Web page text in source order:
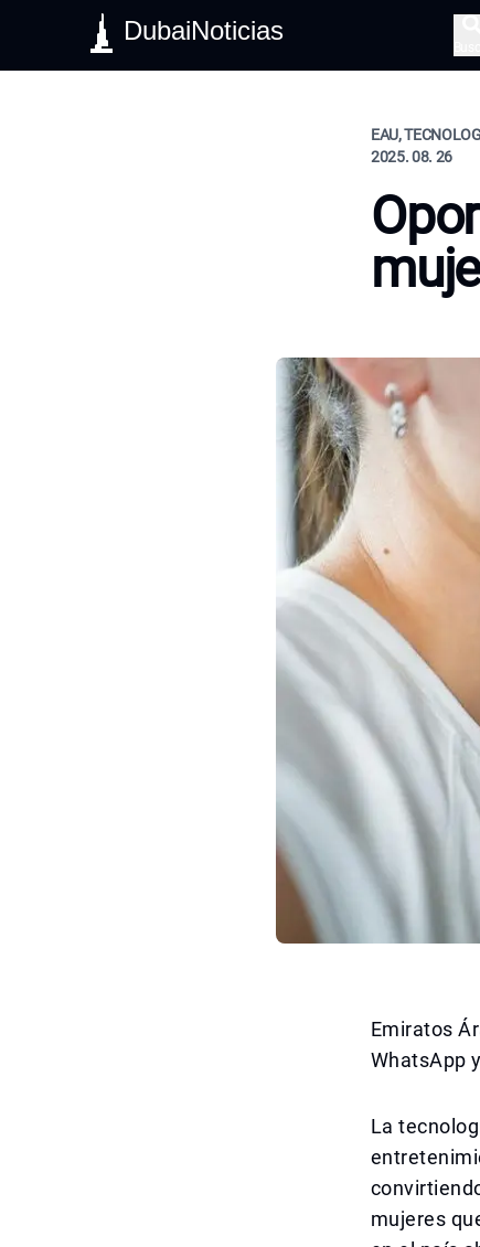
DubaiNoticias
EAU,
2025. 08. 26
Emiratos
WhatsApp
La
mujeres